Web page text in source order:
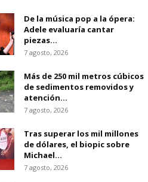
De la música pop a la ópera:
Adele evaluaría cantar
piezas...
7 agosto, 2026
Más de 250 mil metros cúbicos
de sedimentos removidos y
atención...
7 agosto, 2026
Tras superar los mil millones
de dólares, el biopic sobre
Michael...
7 agosto, 2026